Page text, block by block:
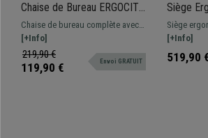
Chaise de Bureau ERGOCITY,
Support Lombaire, Dossier
Basculant, Noir
Chaise de bureau complète avec
support lombaire, très
confortable. Robuste et
résistante, avec une base en
[+Info]
219,90 €
119,90 € Envoi GRATUIT
Siège
PRO,
Grand
Siège
totalement
adapté
[+Info]
519,90